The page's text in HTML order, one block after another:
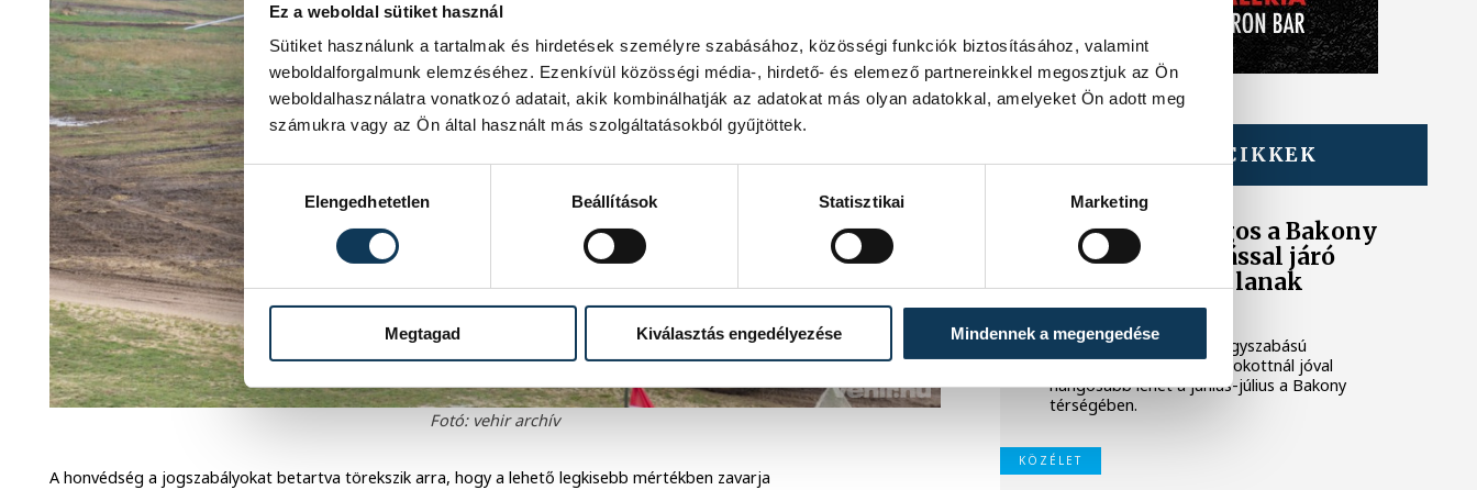
Ez a weboldal sütiket használ
Sütiket használunk a tartalmak és hirdetések személyre szabásához, közösségi funkciók biztosításához, valamint
weboldalforgalmunk elemzéséhez. Ezenkívül közösségi média-, hirdető- és elemező partnereinkkel megosztjuk az Ön
weboldalhasználatra vonatkozó adatait, akik kombinálhatják az adatokat más olyan adatokkal, amelyeket Ön adott meg
számukra vagy az Ön által használt más szolgáltatásokból gyűjtöttek.
Hozzájárulás kiválasztása
Elengedhetetlen
Beállítások Statisztikai Marketing
Megtagad Kiválasztás engedélyezése Mindennek a megengedése
Fotó: vehir archív
A honvédség a jogszabályokat betartva törekszik arra, hogy a lehető legkisebb mértékben zavarja
TOVÁBBI CIKKEK
Harcoktól hangos a Bakony
- erős hanghatással járó
gyakorlatok zajlanak
éjszaka is
A Magyar Honvédség nagyszabású
kiképzései miatt a megszokottnál jóval
hangosabb lehet a június-július a Bakony
térségében.
KÖZÉLET